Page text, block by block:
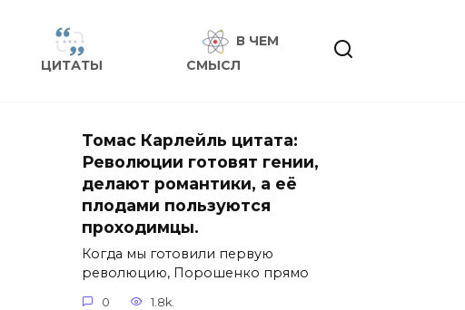
ЦИТАТЫ
В ЧЕМ
СМЫСЛ
Томас Карлейль цитата:
Революции готовят гении,
делают романтики, а её
плодами пользуются
проходимцы.
Когда мы готовили первую
революцию, Порошенко прямо
0 1.8k.